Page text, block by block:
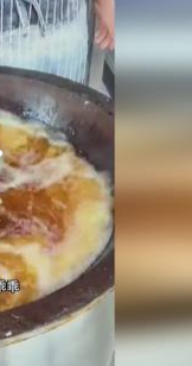
爆棚
衣”
值蒸发